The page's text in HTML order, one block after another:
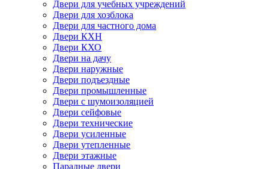
Двери для учебных учреждений
Двери для хозблока
Двери для частного дома
Двери КХН
Двери КХО
Двери на дачу
Двери наружные
Двери подъездные
Двери промышленные
Двери с шумоизоляцией
Двери сейфовые
Двери технические
Двери усиленные
Двери утепленные
Двери этажные
Парадные двери